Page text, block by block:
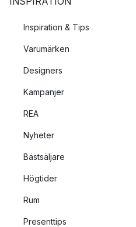
Inspiration & Tips
Varumärken
Designers
Kampanjer
REA
Nyheter
Bästsäljare
Högtider
Rum
Presenttips